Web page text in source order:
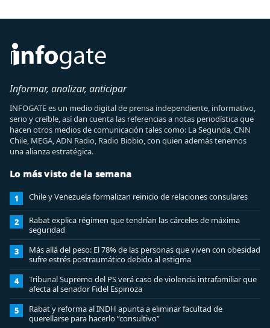
Informar, analizar, anticipar
INFOGATE es un medio digital de prensa independiente, informativo,
serio y creíble, así dan cuenta las referencias a notas periodística que
hacen otros medios de comunicación tales como: La Segunda, CNN
Chile, MEGA, ADN Radio, Radio Biobio, con quien además tenemos
una alianza estratégica.
Lo más visto de la semana
1 Chile y Venezuela formalizan reinicio de relaciones consulares
2
Rabat explica régimen que tendrían las cárceles de máxima
seguridad
3
Más allá del peso: El 78% de las personas que viven con obesidad
sufre estrés postraumático debido al estigma
4
Tribunal Supremo del PS verá caso de violencia intrafamiliar que
afecta al senador Fidel Espinoza
5
Rabat y reforma al INDH apunta a eliminar facultad de
querellarse para hacerlo “consultivo”